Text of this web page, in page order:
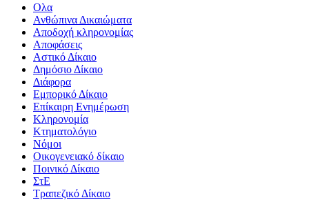
Ολα
Ανθώπινα Δικαιώματα
Aποδοχή κληρονομίας
Αποφάσεις
Αστικό Δίκαιο
Δημόσιο Δίκαιο
Διάφορα
Εμπορικό Δίκαιο
Επίκαιρη Ενημέρωση
Kληρονομία
Κτηματολόγιο
Νόμοι
Οικογενειακό δίκαιο
Ποινικό Δίκαιο
ΣτΕ
Τραπεζικό Δίκαιο